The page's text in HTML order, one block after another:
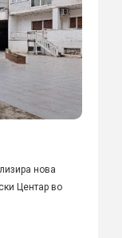
нова
Центар во